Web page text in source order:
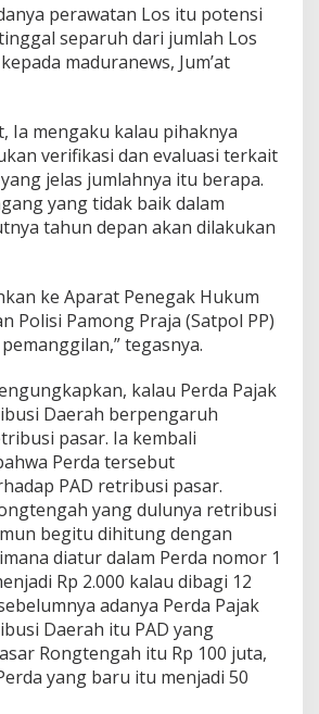
perawatan Los itu potensi
separuh dari jumlah Los
maduranews, Jum’at
Ia mengaku kalau pihaknya
verifikasi dan evaluasi terkait
jelas jumlahnya itu berapa.
yang tidak baik dalam
tahun depan akan dilakukan
ke Aparat Penegak Hukum
Polisi Pamong Praja (Satpol PP)
tegasnya.
kalau Perda Pajak
Daerah berpengaruh
pasar. Ia kembali
Perda tersebut
PAD retribusi pasar.
yang dulunya retribusi
begitu dihitung dengan
diatur dalam Perda nomor 1
Rp 2.000 kalau dibagi 12
adanya Perda Pajak
Daerah itu PAD yang
Rongtengah itu Rp 100 juta,
yang baru itu menjadi 50